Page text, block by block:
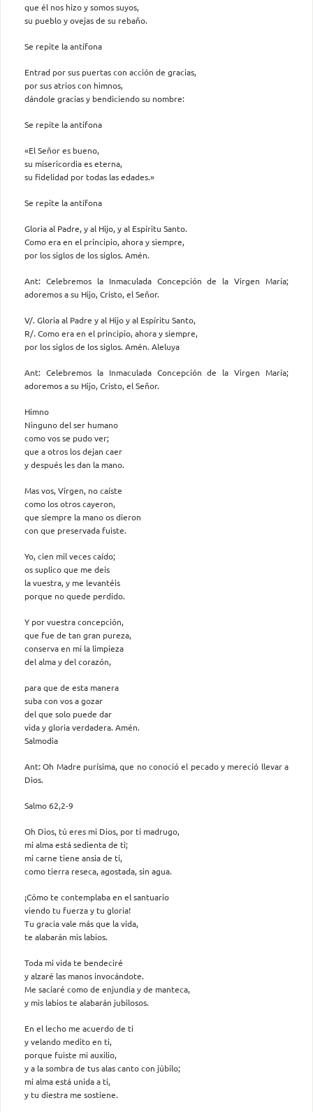
que él nos hizo y somos suyos,
su pueblo y ovejas de su rebaño.
Se repite la antífona
Entrad por sus puertas con acción de gracias,
por sus atrios con himnos,
dándole gracias y bendiciendo su nombre:
Se repite la antífona
«El Señor es bueno,
su misericordia es eterna,
su fidelidad por todas las edades.»
Se repite la antífona
Gloria al Padre, y al Hijo, y al Espíritu Santo.
Como era en el principio, ahora y siempre,
por los siglos de los siglos. Amén.
Ant: Celebremos la Inmaculada Concepción de la Virgen María;
adoremos a su Hijo, Cristo, el Señor.
V/. Gloria al Padre y al Hijo y al Espíritu Santo,
R/. Como era en el principio, ahora y siempre,
por los siglos de los siglos. Amén. Aleluya
Ant: Celebremos la Inmaculada Concepción de la Virgen María;
adoremos a su Hijo, Cristo, el Señor.
Himno
Ninguno del ser humano
como vos se pudo ver;
que a otros los dejan caer
y después les dan la mano.
Mas vos, Virgen, no caíste
como los otros cayeron,
que siempre la mano os dieron
con que preservada fuiste.
Yo, cien mil veces caído;
os suplico que me deis
la vuestra, y me levantéis
porque no quede perdido.
Y por vuestra concepción,
que fue de tan gran pureza,
conserva en mí la limpieza
del alma y del corazón,
para que de esta manera
suba con vos a gozar
del que solo puede dar
vida y gloria verdadera. Amén.
Salmodia
Ant: Oh Madre purísima, que no conoció el pecado y mereció llevar a
Dios.
Salmo 62,2-9
Oh Dios, tú eres mi Dios, por ti madrugo,
mi alma está sedienta de ti;
mi carne tiene ansia de ti,
como tierra reseca, agostada, sin agua.
¡Cómo te contemplaba en el santuario
viendo tu fuerza y tu gloria!
Tu gracia vale más que la vida,
te alabarán mis labios.
Toda mi vida te bendeciré
y alzaré las manos invocándote.
Me saciaré como de enjundia y de manteca,
y mis labios te alabarán jubilosos.
En el lecho me acuerdo de ti
y velando medito en ti,
porque fuiste mi auxilio,
y a la sombra de tus alas canto con júbilo;
mi alma está unida a ti,
y tu diestra me sostiene.